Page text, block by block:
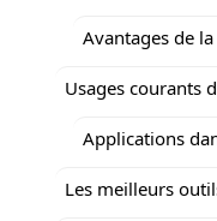
Avantages de
Usages courants
Applications
Les meilleurs